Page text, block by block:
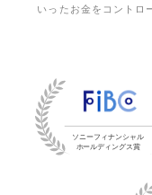
いったお金をコントロ